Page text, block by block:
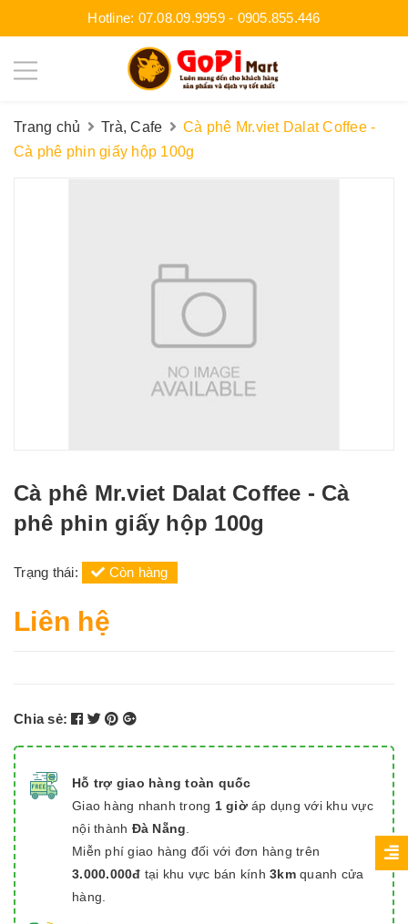
Hotline: 07.08.09.9959- 0905.855.446
Trang chủ Trà, Cafe
Cà phê Mr.viet Dalat Coffee -
Cà phê phin giấy hộp 100g
Cà phê Mr.viet Dalat Coffee - Cà
phê phin giấy hộp 100g
Trạng thái: Còn hàng
Liên hệ
Chia sẻ:
Hỗ trợ giao hàng toàn quốc
Giao hàng nhanh trong 1 giờáp dụng với khu vực
nội thành Đà Nẵng
Miễn phí giao hàng đối với đơn hàng trên
3.000.000đ tại khu vực bán kính 3kmquanh cửa
hàng.